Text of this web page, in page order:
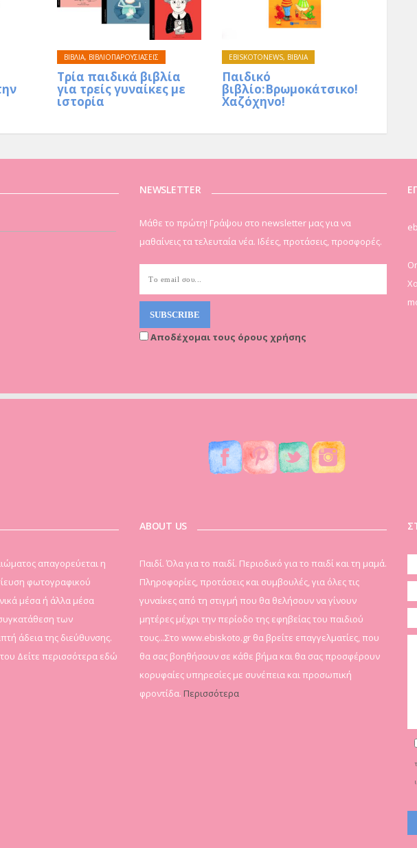
ΒΙΒΛΙΑ, ΒΙΒΛΙΟΠΑΡΟΥΣΙΑΣΕΙΣ
Τρία παιδικά βιβλία
για τρείς γυναίκες με
ιστορία
EBISKOTONEWS, ΒΙΒΛΙΑ
Παιδικό
βιβλίο:Βρωμοκάτσικο!
Χαζόχηνο!
NEWSLETTER
Μάθε το πρώτη! Γράψου στο newsletter μας για να
μαθαίνεις τα τελευταία νέα. Ιδέες, προτάσεις, προσφορές.
Αποδέχομαι τους όρους χρήσης
απαγορεύεται η
φωτογραφικού
μέσα ή άλλα μέσα
των
άδεια της διεύθυνσης.
Δείτε περισσότερα εδώ
ABOUT US
Παιδί. Όλα για το παιδί. Περιοδικό για το παιδί και τη μαμά.
Πληροφορίες, προτάσεις και συμβουλές, για όλες τις
γυναίκες από τη στιγμή που θα θελήσουν να γίνουν
μητέρες μέχρι την περίοδο της εφηβείας του παιδιού
τους...Στο www.ebiskoto.gr θα βρείτε επαγγελματίες, που
θα σας βοηθήσουν σε κάθε βήμα και θα σας προσφέρουν
κορυφαίες υπηρεσίες με συνέπεια και προσωπική
φροντίδα. Περισσότερα